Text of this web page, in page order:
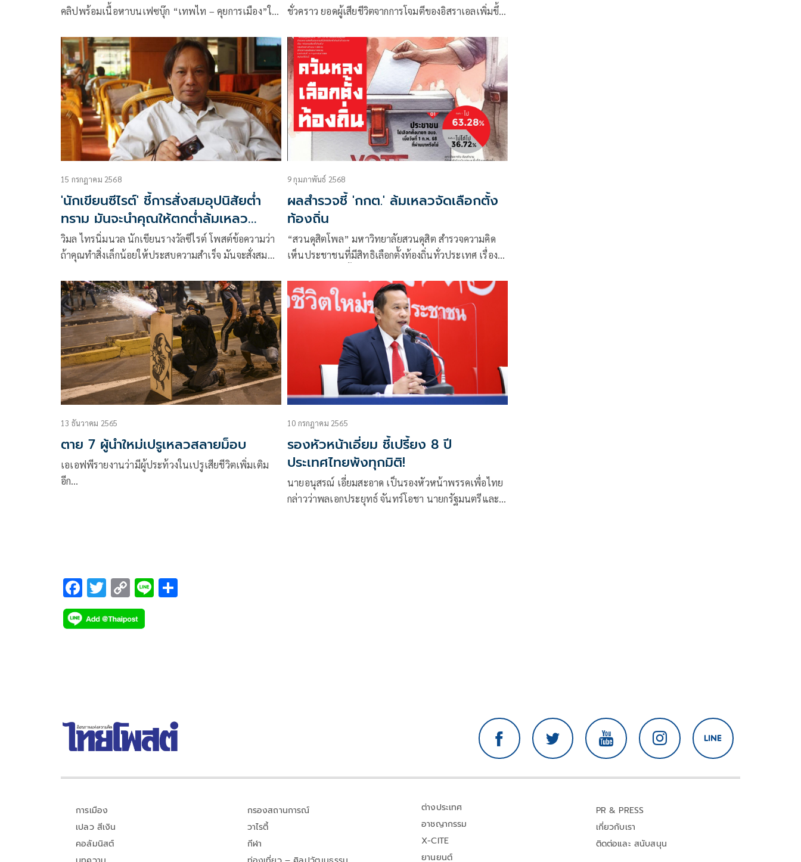
คลิปพร้อมเนื้อหาบนเฟซบุ๊ก “เทพไท – คุยการเมือง”ใน
ชั่วคราว ยอดผู้เสียชีวิตจากการโจมตีของอิสราเอลเพิ่มขึ้น
15 กรกฎาคม 2568
'นักเขียนซีไรต์' ชี้การสั่งสมอุปนิสัยต่ำ
ทราม มันจะนำคุณให้ตกต่ำล้มเหลว
ตลอดกาล
วิมล ไทรนิ่มนวล นักเขียนรางวัลซีไรต์ โพสต์ข้อความว่า
ถ้าคุณทำสิ่งเล็กน้อยให้ประสบความสำเร็จ มันจะสั่งสม
9 กุมภาพันธ์ 2568
ผลสำรวจชี้ 'กกต.' ล้มเหลวจัดเลือกตั้ง
ท้องถิ่น
“สวนดุสิตโพล” มหาวิทยาลัยสวนดุสิต สำรวจความคิด
เห็นประชาชนที่มีสิทธิเลือกตั้งท้องถิ่นทั่วประเทศ เรื่อง
คน (สำรวจทางออนไลน์และภาคสนาม) ระหว่างวันที่ 4-7
กุมภาพันธ์ 2568 พบว่า กลุ่มตัวอย่างร้อยละ 63.28 ไป
13 ธันวาคม 2565
ตาย 7 ผู้นำใหม่เปรูเหลวสลายม็อบ
เอเอฟพีรายงานว่ามีผู้ประท้วงในเปรูเสียชีวิตเพิ่มเติม
อีก…
10 กรกฎาคม 2565
รองหัวหน้าเอี่ยม ชี้เปรี้ยง 8 ปี
ประเทศไทยพังทุกมิติ!
นายอนุสรณ์ เอี่ยมสะอาด เป็นรองหัวหน้าพรรคเพื่อไทย
กล่าวว่าพลเอกประยุทธ์ จันทร์โอชา นายกรัฐมนตรีและ
F
ac
e
T
wi
tt
C
o
p
Li
การเมือง
เปลว สีเงิน
คอลัมนิสต์
กรองสถานการณ์
วาไรตี้
กีฬา
ต่างประเทศ
อาชญากรรม
X-CITE
ยานยนต์
PR & PRESS
เกี่ยวกับเรา
ติดต่อและ สนับสนุน